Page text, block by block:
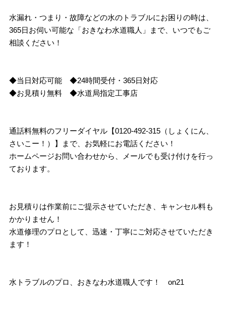
水漏れ・つまり・故障などの水のトラブルにお困りの時は、
365日お伺い可能な「おきなわ水道職人」まで、いつでもご
相談ください！
◆当日対応可能 ◆24時間受付・365日対応
◆お見積り無料 ◆水道局指定工事店
通話料無料のフリーダイヤル【0120-492-315（しょくにん、
さいこー！）】まで、お気軽にお電話ください！
ホームページお問い合わせから、メールでも受け付けを行っ
ております。
お見積りは作業前にご提示させていただき、キャンセル料も
かかりません！
水道修理のプロとして、迅速・丁寧にご対応させていただき
ます！
水トラブルのプロ、おきなわ水道職人です！ on21